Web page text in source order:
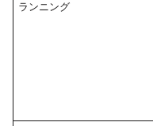
ランニング